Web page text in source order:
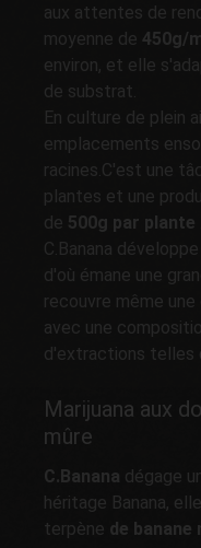
aux attentes de
moyenne de 450g/
environ, et elle
de substrat.
En culture de plein
emplacements
racines.C'est une
plantes et une
de 500g par plante
C.Banana
d'où émane une
recouvre même
avec une
d'extractions telles
Marijuana aux
mûre
C.Banana dégage
héritage Banana,
terpène de banane